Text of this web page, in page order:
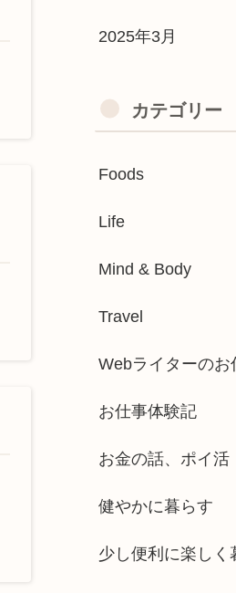
2025年3月
カテゴリー
Foods
Life
Mind & Body
Travel
Webライターのお
お仕事体験記
お金の話、ポイ活
健やかに暮らす
少し便利に楽しく